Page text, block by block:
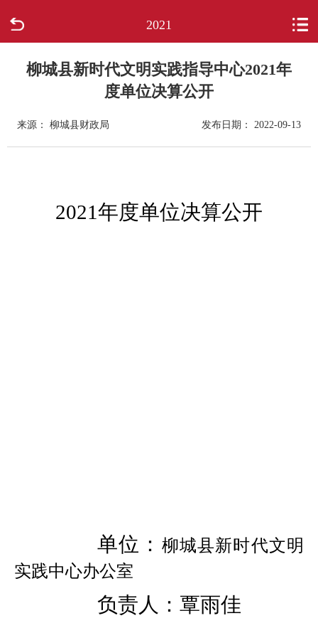
2021
走进柳城
政府信息公开
柳城县新时代文明实践指导中心2021年
度单位决算公开
来源： 柳城县财政局 发布日期： 2022-09-13
2021年度单位决算公开
单位： 柳城县新时代文明
实践中心办公室
负责人：覃雨佳